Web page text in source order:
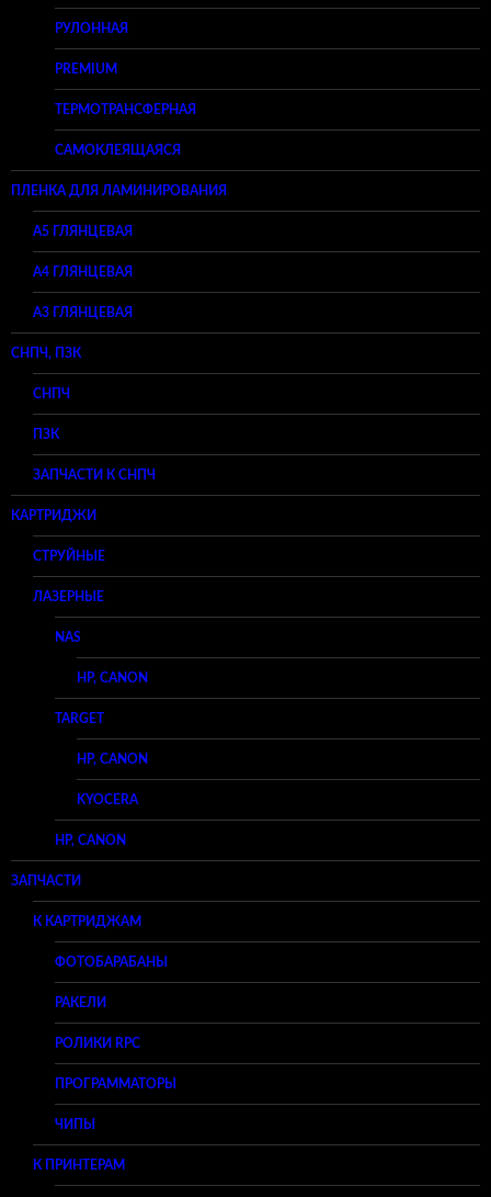
РУЛОННАЯ
PREMIUM
ТЕРМОТРАНСФЕРНАЯ
САМОКЛЕЯЩАЯСЯ
ПЛЕНКА ДЛЯ ЛАМИНИРОВАНИЯ
A5 ГЛЯНЦЕВАЯ
А4 ГЛЯНЦЕВАЯ
A3 ГЛЯНЦЕВАЯ
СНПЧ, ПЗК
СНПЧ
ПЗК
ЗАПЧАСТИ К СНПЧ
КАРТРИДЖИ
СТРУЙНЫЕ
ЛАЗЕРНЫЕ
NAS
HP, CANON
TARGET
HP, CANON
KYOCERA
HP, CANON
ЗАПЧАСТИ
К КАРТРИДЖАМ
ФОТОБАРАБАНЫ
РАКЕЛИ
РОЛИКИ RPC
ПРОГРАММАТОРЫ
ЧИПЫ
К ПРИНТЕРАМ